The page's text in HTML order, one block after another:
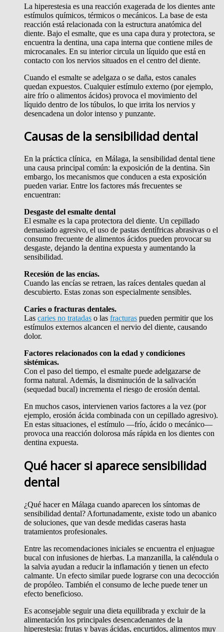
La hiperestesia es una reacción exagerada de los dientes ante
estímulos químicos, térmicos o mecánicos. La base de esta
reacción está relacionada con la estructura anatómica del
diente. Bajo el esmalte, que es una capa dura y protectora, se
encuentra la dentina, una capa interna que contiene miles de
microcanales. En su interior circula un líquido que está en
contacto con los nervios situados en el centro del diente.
Cuando el esmalte se adelgaza o se daña, estos canales
quedan expuestos. Cualquier estímulo externo (por ejemplo,
aire frío o alimentos ácidos) provoca el movimiento del
líquido dentro de los túbulos, lo que irrita los nervios y
desencadena un dolor intenso y punzante.
Causas de la sensibilidad dental
En la práctica clínica, en Málaga, la sensibilidad dental tiene
una causa principal común: la exposición de la dentina. Sin
embargo, los mecanismos que conducen a esta exposición
pueden variar. Entre los factores más frecuentes se
encuentran:
Desgaste del esmalte dental
El esmalte es la capa protectora del diente. Un cepillado
demasiado agresivo, el uso de pastas dentífricas abrasivas o el
consumo frecuente de alimentos ácidos pueden provocar su
desgaste, dejando la dentina expuesta y aumentando la
sensibilidad.
Recesión de las encías.
Cuando las encías se retraen, las raíces dentales quedan al
descubierto. Estas zonas son especialmente sensibles.
Caries o fracturas dentales.
Las caries no tratadas o las fracturas pueden permitir que los
estímulos externos alcancen el nervio del diente, causando
dolor.
Factores relacionados con la edad y condiciones
sistémicas.
Con el paso del tiempo, el esmalte puede adelgazarse de
forma natural. Además, la disminución de la salivación
(sequedad bucal) incrementa el riesgo de erosión dental.
En muchos casos, intervienen varios factores a la vez (por
ejemplo, erosión ácida combinada con un cepillado agresivo).
En estas situaciones, el estímulo —frío, ácido o mecánico—
provoca una reacción dolorosa más rápida en los dientes con
dentina expuesta.
Qué hacer si aparece sensibilidad
dental
¿Qué hacer en Málaga cuando aparecen los síntomas de
sensibilidad dental? Afortunadamente, existe todo un abanico
de soluciones, que van desde medidas caseras hasta
tratamientos profesionales.
Entre las recomendaciones iniciales se encuentra el enjuague
bucal con infusiones de hierbas. La manzanilla, la caléndula o
la salvia ayudan a reducir la inflamación y tienen un efecto
calmante. Un efecto similar puede lograrse con una decocción
de propóleo. También el consumo de leche puede tener un
efecto beneficioso.
Es aconsejable seguir una dieta equilibrada y excluir de la
alimentación los principales desencadenantes de la
hiperestesia: frutas y bayas ácidas, encurtidos, alimentos muy